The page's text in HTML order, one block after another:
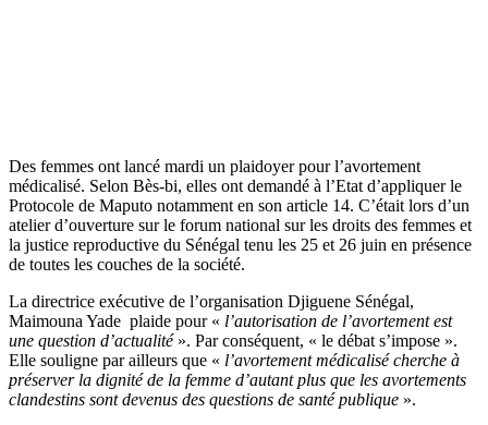
Des femmes ont lancé mardi un plaidoyer pour l’avortement
médicalisé. Selon Bès-bi, elles ont demandé à l’Etat d’appliquer le
Protocole de Maputo notamment en son article 14. C’était lors d’un
atelier d’ouverture sur le forum national sur les droits des femmes et
la justice reproductive du Sénégal tenu les 25 et 26 juin en présence
de toutes les couches de la société.
La directrice exécutive de l’organisation Djiguene Sénégal,
Maimouna Yade plaide pour « l’autorisation de l’avortement est
une question d’actualité». Par conséquent, « le débat s’impose ».
Elle souligne par ailleurs que « l’avortement médicalisé cherche à
préserver la dignité de la femme d’autant plus que les avortements
clandestins sont devenus des questions de santé publique ».